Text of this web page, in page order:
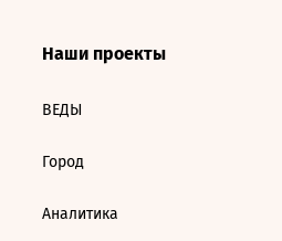
Наши проекты
ВЕДЫ
Город
Аналитика